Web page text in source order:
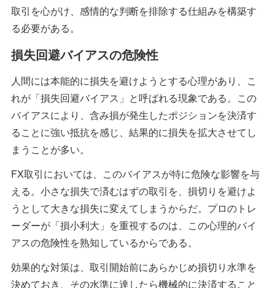
取引を心がけ、感情的な判断を排除する仕組みを構築す
る必要がある。
損失回避バイアスの危険性
人間には本能的に損失を避けようとする心理があり、こ
れが「損失回避バイアス」と呼ばれる現象である。この
バイアスにより、含み損が発生したポジションを決済す
ることに強い抵抗を感じ、結果的に損失を拡大させてし
まうことが多い。
FX取引においては、このバイアスが特に危険な影響を与
える。小さな損失で済むはずの取引を、損切りを避けよ
うとして大きな損失に変えてしまうからだ。プロのトレ
ーダーが「損小利大」を重視するのは、この心理的バイ
アスの危険性を熟知しているからである。
効果的な対策は、取引開始前にあらかじめ損切り水準を
決めておき、その水準に達したら機械的に決済すること